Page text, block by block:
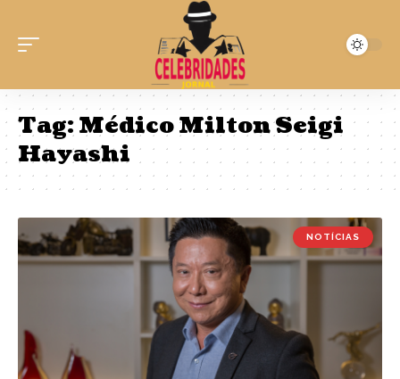
Tag:Médico Milton Seigi
Hayashi
NOTÍCIAS